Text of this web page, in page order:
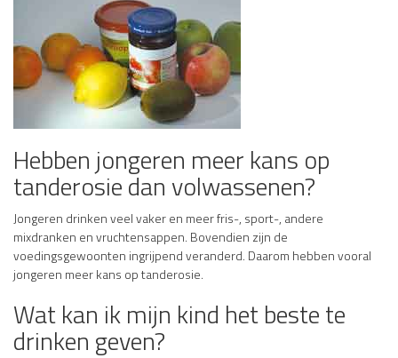
Hebben jongeren meer kans op
tanderosie dan volwassenen?
Jongeren drinken veel vaker en meer fris-, sport-, andere
mixdranken en vruchtensappen. Bovendien zijn de
voedingsgewoonten ingrijpend veranderd. Daarom hebben vooral
jongeren meer kans op tanderosie.
Wat kan ik mijn kind het beste te
drinken geven?